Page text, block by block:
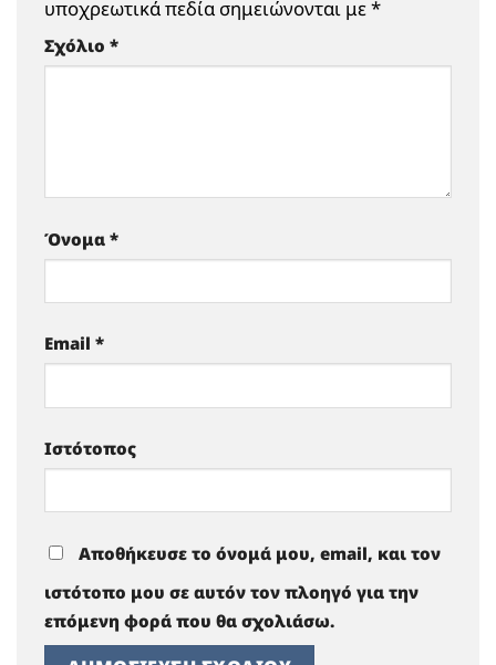
υποχρεωτικά πεδία σημειώνονται με*
Σχόλιο *
Όνομα *
Email *
Ιστότοπος
Αποθήκευσε το όνομά μου, email, και τον
ιστότοπο μου σε αυτόν τον πλοηγό για την
επόμενη φορά που θα σχολιάσω.